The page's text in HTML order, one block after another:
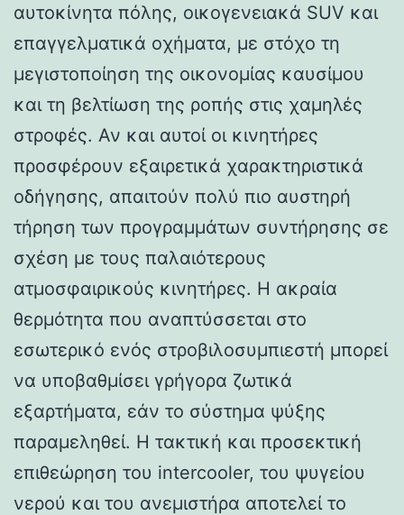
αυτοκίνητα πόλης, οικογενειακά SUV και
επαγγελματικά οχήματα, με στόχο τη
μεγιστοποίηση της οικονομίας καυσίμου
και τη βελτίωση της ροπής στις χαμηλές
στροφές. Αν και αυτοί οι κινητήρες
προσφέρουν εξαιρετικά χαρακτηριστικά
οδήγησης, απαιτούν πολύ πιο αυστηρή
τήρηση των προγραμμάτων συντήρησης σε
σχέση με τους παλαιότερους
ατμοσφαιρικούς κινητήρες. Η ακραία
θερμότητα που αναπτύσσεται στο
εσωτερικό ενός στροβιλοσυμπιεστή μπορεί
να υποβαθμίσει γρήγορα ζωτικά
εξαρτήματα, εάν το σύστημα ψύξης
παραμεληθεί. Η τακτική και προσεκτική
επιθεώρηση του intercooler, του ψυγείου
νερού και του ανεμιστήρα αποτελεί το